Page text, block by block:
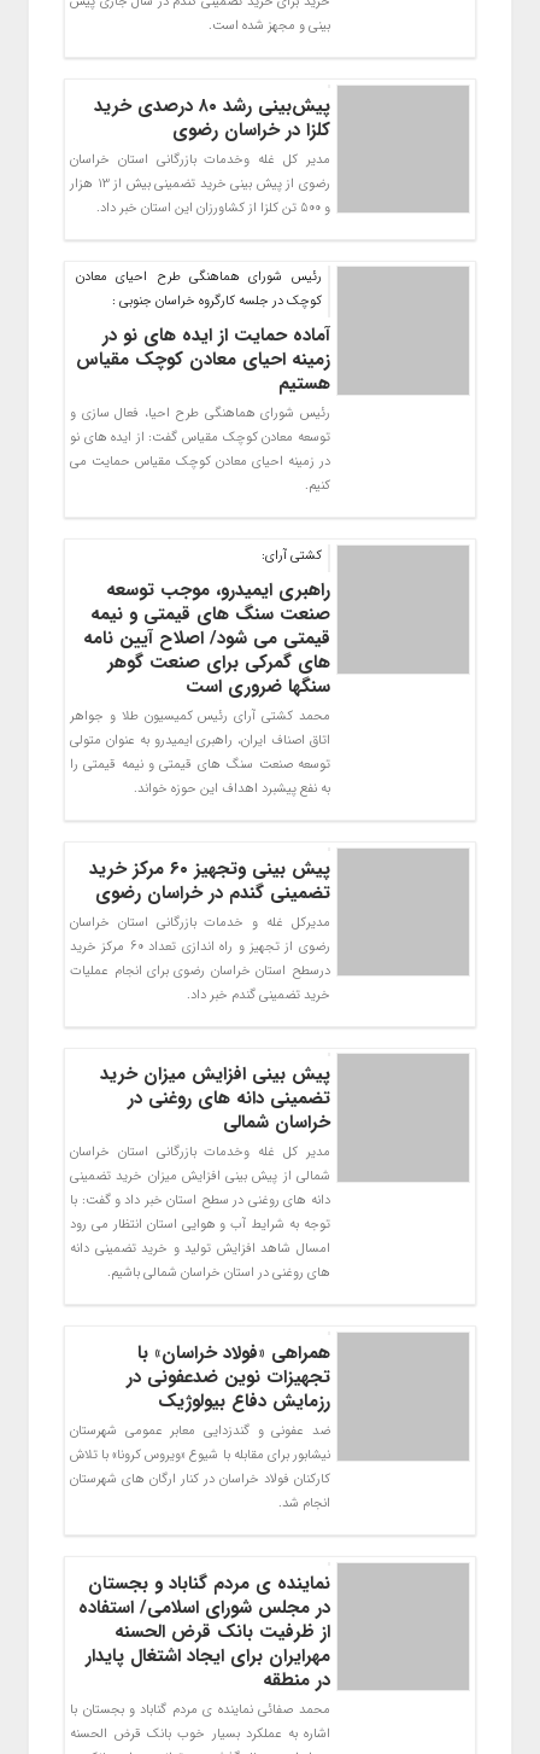
بینی و مجهز شده است.
پیش‌بینی رشد ۸۰ درصدی خرید
کلزا در خراسان رضوی
مدیر کل غله وخدمات بازرگانی استان خراسان
رضوی از پیش بینی خرید تضمینی بیش از 13 هزار
و 500 تن کلزا از کشاورزان این استان خبر داد.
رئیس شورای هماهنگی طرح احیای معادن
کوچک در جلسه کارگروه خراسان جنوبی :
آماده حمایت از ایده های نو در
زمینه احیای معادن کوچک مقیاس
هستیم
رئیس شورای هماهنگی طرح احیا، فعال سازی و
توسعه معادن کوچک مقیاس گفت: از ایده های نو
در زمینه احیای معادن کوچک مقیاس حمایت می
کنیم.
کشتی آرای:
راهبری ایمیدرو، موجب توسعه
صنعت سنگ های قیمتی و نیمه
قیمتی می شود/ اصلاح آیین نامه
های گمرکی برای صنعت گوهر
سنگ­ها ضروری است
محمد کشتی آرای رئیس کمیسیون طلا و جواهر
اتاق اصناف ایران، راهبری ایمیدرو به عنوان متولی
توسعه صنعت سنگ های قیمتی و نیمه قیمتی را
به نفع پیشبرد اهداف این حوزه خواند.
پیش بینی وتجهیز ۶۰ مرکز خرید
تضمینی گندم در خراسان رضوی
مدیرکل غله و خدمات بازرگانی استان خراسان
رضوی از تجهیز و راه اندازی تعداد 60 مرکز خرید
درسطح استان خراسان رضوی برای انجام عملیات
خرید تضمینی گندم خبر داد.
پیش بینی افزایش میزان خرید
تضمینی دانه های روغنی در
خراسان شمالی
مدیر کل غله وخدمات بازرگانی استان خراسان
شمالی از پیش بینی افزایش میزان خرید تضمینی
دانه های روغنی در سطح استان خبر داد و گفت: با
توجه به شرایط آب و هوایی استان انتظار می رود
امسال شاهد افزایش تولید و خرید تضمینی دانه
های روغنی در استان خراسان شمالی باشیم.
همراهی «فولاد خراسان» با
تجهیزات نوین ضدعفونی در
رزمایش دفاع بیولوژیک
ضد عفونی و گندزدایی معابر عمومی شهرستان
نیشابور برای مقابله با شیوع «ویروس کرونا» با تلاش
کارکنان فولاد خراسان در کنار ارگان های شهرستان
انجام شد.
نماینده ی مردم گناباد و بجستان
در مجلس شورای اسلامی/ استفاده
از ظرفیت بانک قرض الحسنه
مهرایران برای ایجاد اشتغال پایدار
در منطقه
محمد صفائی نماینده ی مردم گناباد و بجستان با
اشاره به عملکرد بسیار خوب بانک قرض الحسنه